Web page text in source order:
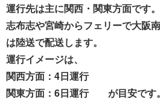
運行先は主に関西・関東方面です。
志布志や宮崎からフェリーで大阪
は陸送で配送します。
運行イメージは、
関西方面：4日運行
関東方面：6日運行 が目安です。